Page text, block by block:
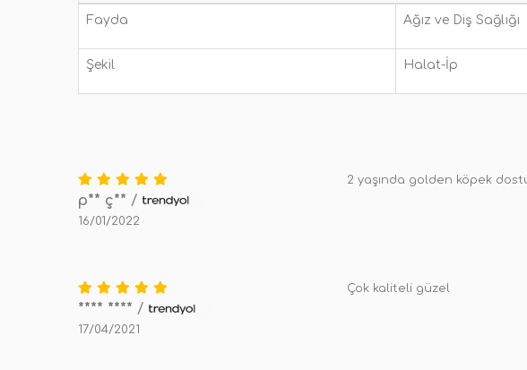
Fayda Ağız ve Diş Sağlığı
Şekil Halat-İp
p** ç** /
16/01/2022
2 yaşında golden köpek
**** **** /
17/04/2021
Çok kaliteli güzel